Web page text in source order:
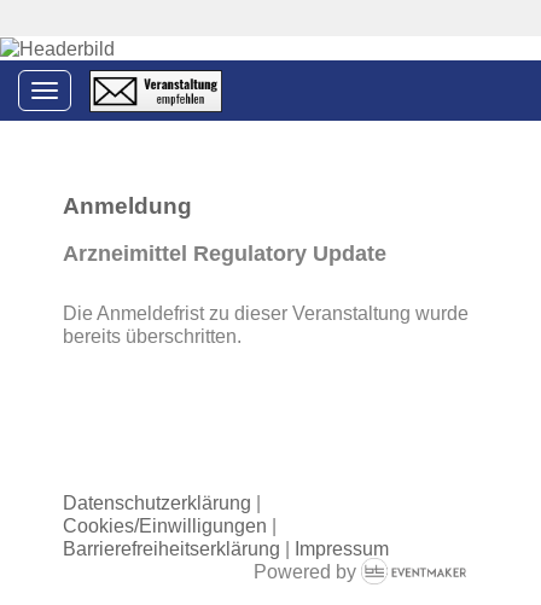
Toggle navigation
Anmeldung
Arzneimittel Regulatory Update
Die Anmeldefrist zu dieser Veranstaltung wurde
bereits überschritten.
Datenschutzerklärung
Cookies/Einwilligungen
Barrierefreiheitserklärung
Impressum
Powered by